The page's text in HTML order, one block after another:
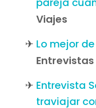
Viajes
Lo mejor
Entrevista
traviajar